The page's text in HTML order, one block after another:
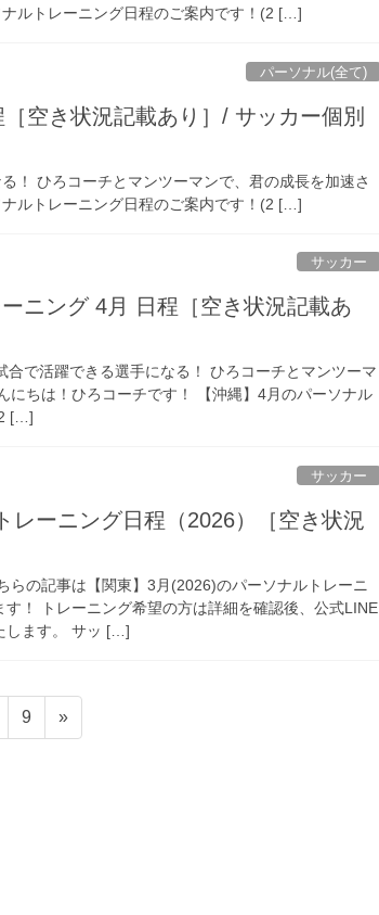
ルトレーニング日程のご案内です！(2 […]
パーソナル(全て)
空き状況記載あり］/ サッカー個別
！ ひろコーチとマンツーマンで、君の成長を加速さ
ルトレーニング日程のご案内です！(2 […]
サッカー
ニング 4月 日程［空き状況記載あ
合で活躍できる選手になる！ ひろコーチとマンツーマ
にちは！ひろコーチです！ 【沖縄】4月のパーソナル
[…]
サッカー
レーニング日程（2026）［空き状況
らの記事は【関東】3月(2026)のパーソナルトレーニ
！ トレーニング希望の方は詳細を確認後、公式LINE
します。 サッ […]
固
定
9 »